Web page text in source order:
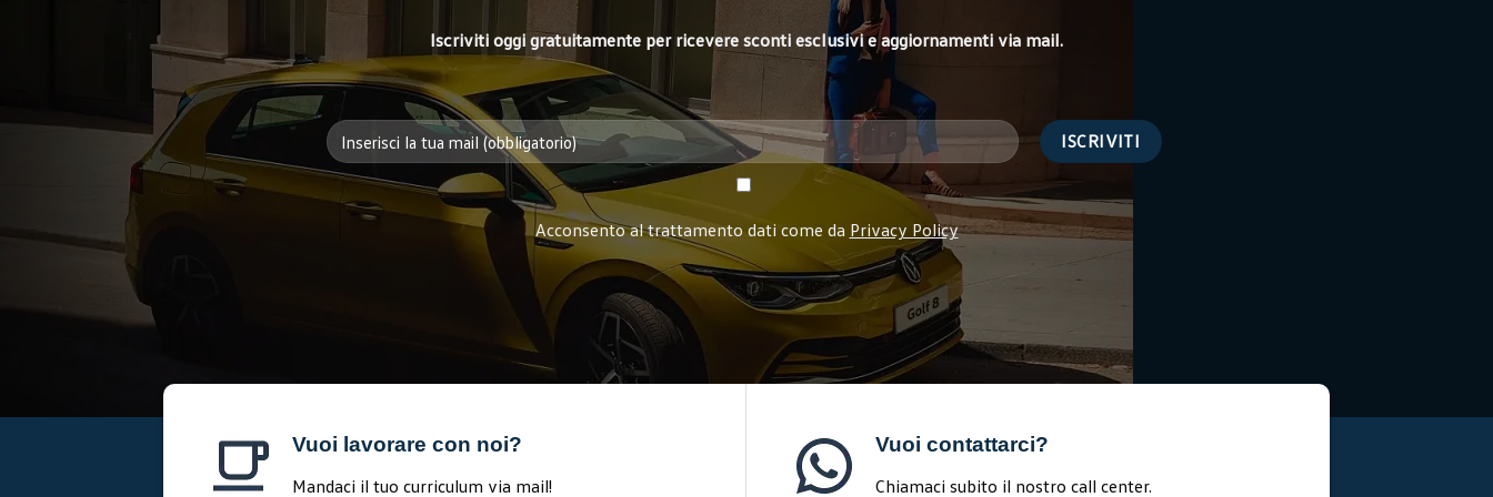
Iscriviti oggi gratuitamente per ricevere sconti esclusivi e aggiornamenti via mail.
Acconsento al trattamento dati come da Privacy Policy
Vuoi lavorare con noi?
Mandaci il tuo curriculum via mail!
Vuoi contattarci?
Chiamaci subito il nostro call center.